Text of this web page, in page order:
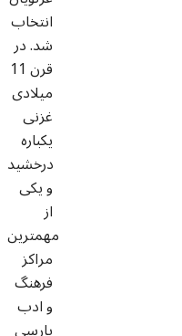
انتخاب
شد. در
قرن 11
میلادی
غزنی
یکباره
درخشید
و یکی
از
مهمترین
مراکز
فرهنگ
و ادب